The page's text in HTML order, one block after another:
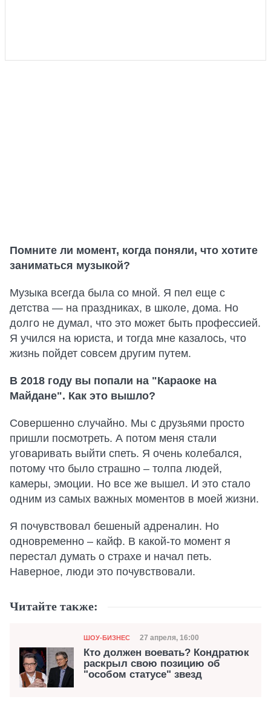
Помните ли момент, когда поняли, что хотите
заниматься музыкой?
Музыка всегда была со мной. Я пел еще с
детства — на праздниках, в школе, дома. Но
долго не думал, что это может быть профессией.
Я учился на юриста, и тогда мне казалось, что
жизнь пойдет совсем другим путем.
В 2018 году вы попали на "Караоке на
Майдане". Как это вышло?
Совершенно случайно. Мы с друзьями просто
пришли посмотреть. А потом меня стали
уговаривать выйти спеть. Я очень колебался,
потому что было страшно – толпа людей,
камеры, эмоции. Но все же вышел. И это стало
одним из самых важных моментов в моей жизни.
Я почувствовал бешеный адреналин. Но
одновременно – кайф. В какой-то момент я
перестал думать о страхе и начал петь.
Наверное, люди это почувствовали.
Читайте также:
Категория
ШОУ-БИЗНЕС Дата публикации
27 апреля, 16:00
Кто должен воевать? Кондратюк
раскрыл свою позицию об
"особом статусе" звезд